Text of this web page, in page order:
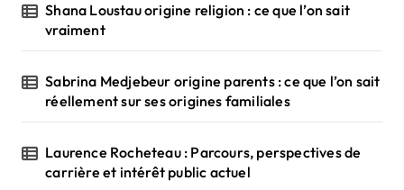
Shana Loustau origine religion : ce que l’on sait
vraiment
Sabrina Medjebeur origine parents : ce que l’on sait
réellement sur ses origines familiales
Laurence Rocheteau : Parcours, perspectives de
carrière et intérêt public actuel